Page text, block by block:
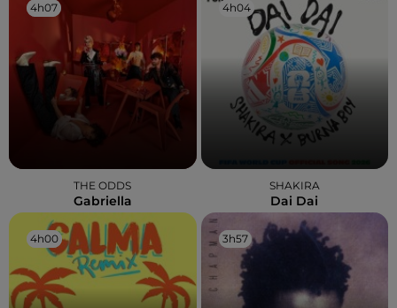
4h07
4h07
THE ODDS
Gabriella
4h04
4h04
SHAKIRA
Dai Dai
4h00
4h00 3h57
3h57